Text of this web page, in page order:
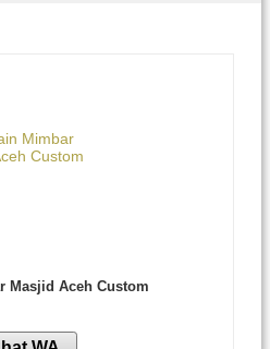
Masjid Aceh Custom